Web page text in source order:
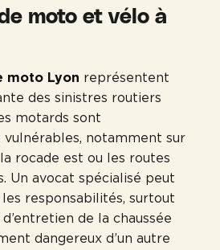
moto et vélo à
moto Lyon représentent
des sinistres routiers
motards sont
notamment sur
rocade est ou les routes
Un avocat spécialisé peut
responsabilités, surtout
de la chaussée
dangereux d’un autre